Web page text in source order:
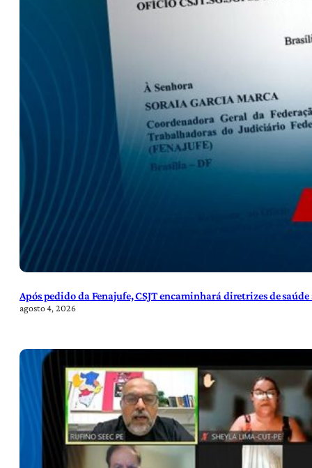
Após pedido da Fenajufe, CSJT encaminhará diretrizes de
agosto 4, 2026